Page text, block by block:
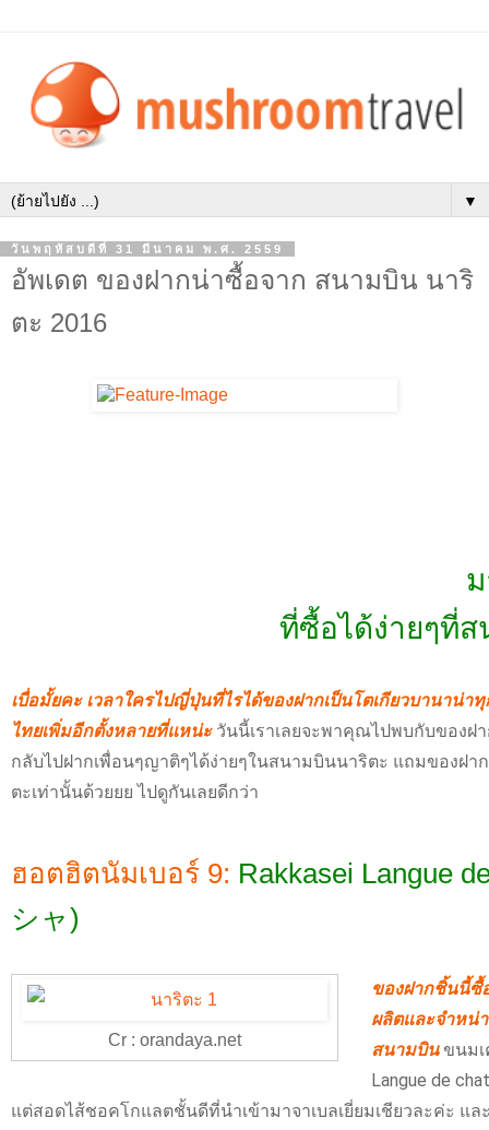
▼
วันพฤหัสบดีที่ 31 มีนาคม พ.ศ. 2559
อัพเดต ของฝากน่าซื้อจาก สนามบิน นาริ
ตะ 2016
ที่ซื้อได้ง่ายๆที่
เบื่อมั้ยคะ เวลาใครไปญี่ปุ่นที่ไรได้ของฝากเป็นโตเกียวบานาน่
ไทยเพิ่มอีกตั้งหลายที่แหน่ะ วันนี้เราเลยจะพาคุณไปพบกับของ
กลับไปฝากเพื่อนๆญาติๆได้ง่ายๆในสนามบินนาริตะ แถมของฝ
ตะเท่านั้นด้วยยย ไปดูกันเลยดีกว่า
ฮอตฮิตนัมเบอร์ 9: Rakkasei Langue
シャ)
Cr : orandaya.net
ของฝากชิ้นนี้ซื้
ผลิตและจำหน่
สนามบินขนมเ
Langue de
แต่สอดไส้ชอคโกแลตชั้นดีที่นำเข้ามาจาเบลเยี่ยมเชียวละค่ะ แล